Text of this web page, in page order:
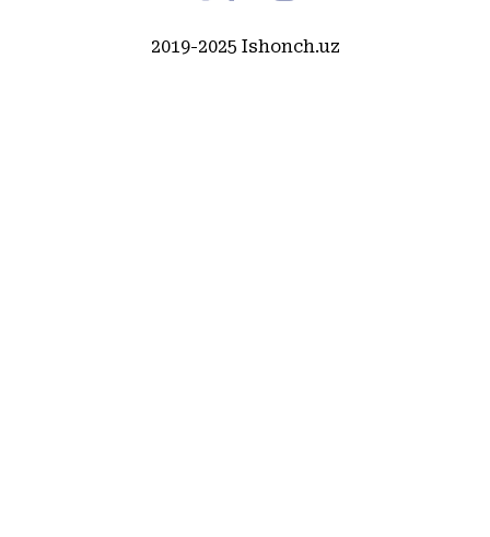
2019-2025 Ishonch.uz